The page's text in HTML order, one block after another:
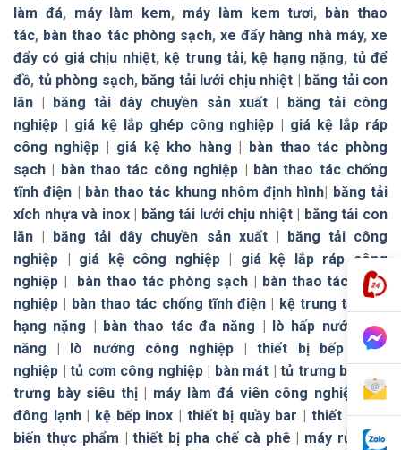
làm đá, máy làm kem, máy làm kem tươi, bàn thao
tác, bàn thao tác phòng sạch,xe đẩy hàng nhà máy,xe
đẩy có giá chịu nhiệt, kệ trung tải, kệ hạng nặng, tủ để
đồ, tủ phòng sạch, băng tải lưới chịu nhiệt | băng tải con
lăn | băng tải dây chuyền sản xuất| băng tải công
nghiệp | giá kệ lắp ghép công nghiệp | giá kệ lắp ráp
công nghiệp| giá kệ kho hàng | bàn thao tác phòng
sạch | bàn thao tác công nghiệp | bàn thao tác chống
tĩnh điện | bàn thao tác khung nhôm định hình| băng tải
xích nhựa và inox| băng tải lưới chịu nhiệt| băng tải con
lăn | băng tải dây chuyền sản xuất| băng tải công
nghiệp | giá kệ công nghiệp| giá kệ lắp ráp công
nghiệp | bàn thao tác phòng sạch | bàn thao tác công
nghiệp | bàn thao tác chống tĩnh điện | kệ trung tải |kệ
hạng nặng | bàn thao tác đa năng | lò hấp nướng đa
năng | lò nướng công nghiệp |thiết bị bếp công
nghiệp | tủ cơm công nghiệp| bàn mát | tủ trưng bày
trưng bày siêu thị| máy làm đá viên công nghiệp |tủ
đông lạnh| kệ bếp inox | thiết bị quầy bar | thiết bị chế
biến thực phẩm |thiết bị pha chế cà phê | máy rửa bát